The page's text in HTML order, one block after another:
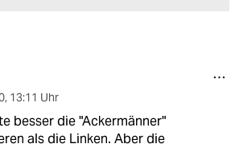
, 13:11 Uhr
besser die "Ackermänner"
als die Linken. Aber die